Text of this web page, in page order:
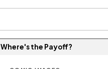
Where's the Payoff?